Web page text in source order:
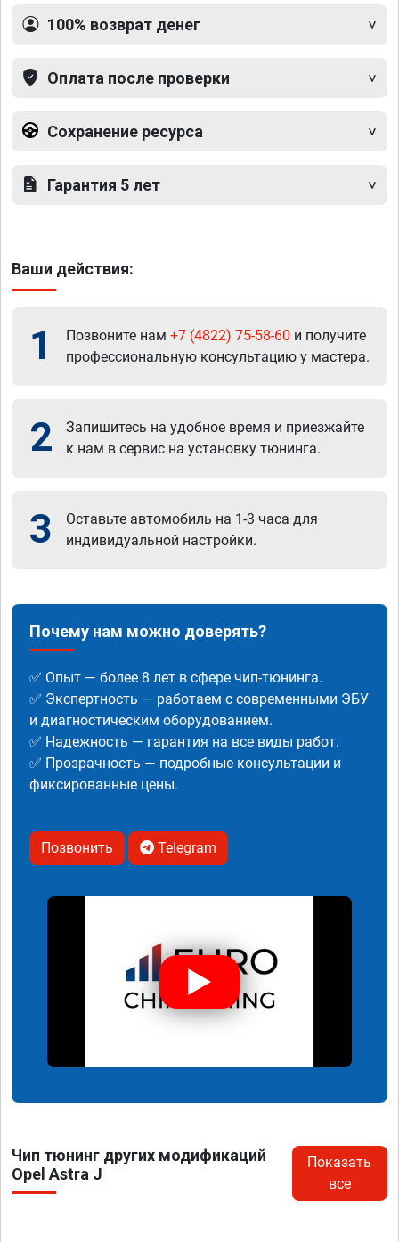
100% возврат денег
Оплата после проверки
Сохранение ресурса
Гарантия 5 лет
Ваши действия:
1 Позвоните нам +7 (4822) 75-58-60 и получите
профессиональную консультацию у мастера.
2
Запишитесь на удобное время и приезжайте
к нам в сервис на установку тюнинга.
3
Оставьте автомобиль на 1-3 часа для
индивидуальной настройки.
Почему нам можно доверять?
✅ Опыт — более 8 лет в сфере чип-тюнинга.
✅ Экспертность — работаем с современными ЭБУ
и диагностическим оборудованием.
✅ Надежность — гарантия на все виды работ.
✅ Прозрачность — подробные консультации и
фиксированные цены.
Позвонить Telegram
Чип тюнинг других модификаций
Opel Astra J
Показать
все